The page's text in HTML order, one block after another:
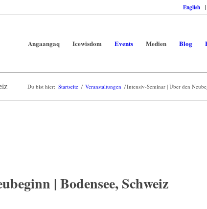
English
Angaangaq Icewisdom Events Medien Blog
Du bist hier: Startseite / Veranstaltungen /Intensiv-Seminar | Über den
| Bodensee, Schweiz